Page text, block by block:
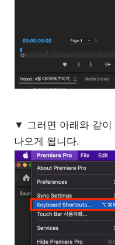
▼ 그러면 아래와 같이
나오게 됩니다.